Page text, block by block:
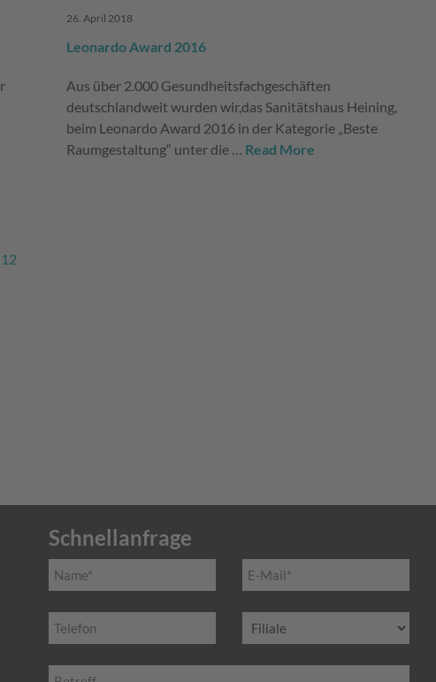
26. April 2018
Leonardo Award 2016
Aus über 2.000 Gesundheitsfachgeschäften
deutschlandweit wurden wir,das Sanitätshaus Heining,
beim Leonardo Award 2016 in der Kategorie „Beste
Raumgestaltung“ unter die … Read More
12
Schnellanfrage
Name
*
E-
Mail*
Telefon
Filiale
Betreff